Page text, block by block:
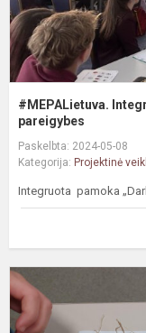
#MEPALietuva.
pareigybes
Paskelbta: 2024-05-08
Kategorija: Projektinė
Integruota pamoka